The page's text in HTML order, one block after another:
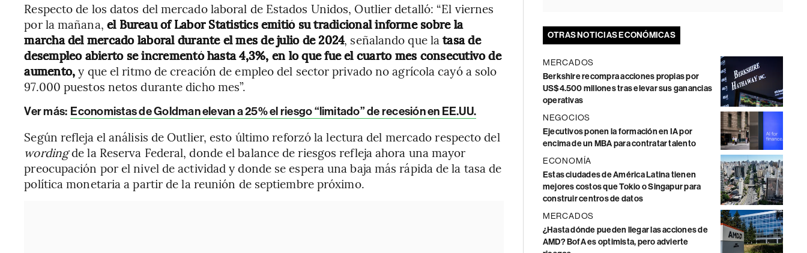
Respecto de los datos del mercado laboral de Estados Unidos, Outlier detalló: “El viernes
por la mañana, el Bureau of Labor Statistics emitió su tradicional informe sobre la
marcha del mercado laboral durante el mes de julio de 2024, señalando que latasa de
desempleo abierto se incrementó hasta 4,3%, en lo que fue el cuarto mes consecutivo de
aumento,y que el ritmo de creación de empleo del sector privado no agrícola cayó a solo
97.000 puestos netos durante dicho mes”.
Ver más: Economistas de Goldman elevan a 25% el riesgo “limitado” de recesión en EE.UU.
Según refleja el análisis de Outlier, esto último reforzó la lectura del mercado respecto del
wordingde la Reserva Federal, donde el balance de riesgos refleja ahora una mayor
preocupación por el nivel de actividad y donde se espera una baja más rápida de la tasa de
política monetaria a partir de la reunión de septiembre próximo.
OTRAS NOTICIAS ECONÓMICAS
MERCADOS
Berkshire recompra acciones propias por
US$4.500 millones tras elevar sus ganancias
operativas
NEGOCIOS
Ejecutivos ponen la formación en IA por
encima de un MBA para contratar talento
ECONOMÍA
Estas ciudades de América Latina tienen
mejores costos que Tokio o Singapur para
construir centros de datos
MERCADOS
¿Hasta dónde pueden llegar las acciones de
AMD? BofA es optimista, pero advierte